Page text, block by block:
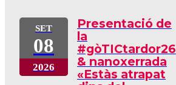
Presentació de
la
#gòTICtardor26
& nanoxerrada
«Estàs atrapat
08
SET
2026